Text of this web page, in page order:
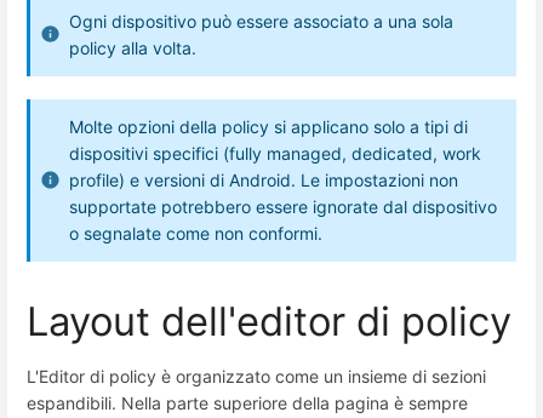
Ogni dispositivo può essere associato a una sola
policy alla volta.
Molte opzioni della policy si applicano solo a tipi di
dispositivi specifici (fully managed, dedicated, work
profile) e versioni di Android. Le impostazioni non
supportate potrebbero essere ignorate dal dispositivo
o segnalate come non conformi.
Layout dell'editor di policy
L'Editor di policy è organizzato come un insieme di sezioni
espandibili. Nella parte superiore della pagina è sempre